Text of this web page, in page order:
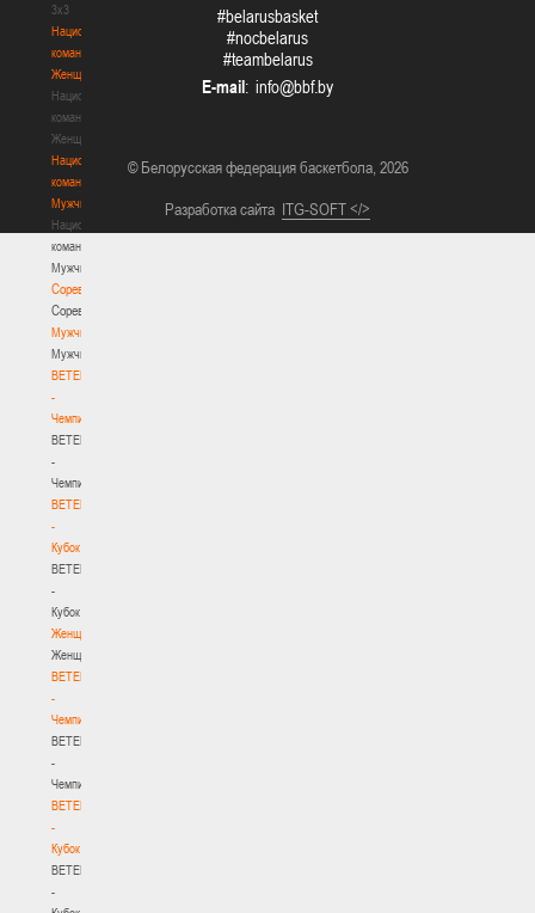
3х3
Национальная
команда.
Женщины
Национальная
команда.
Женщины
Национальная
команда.
Мужчины
Национальная
команда.
Мужчины
Соревнования
Соревнования
Мужчины
Мужчины
BETERA
-
Чемпионат
BETERA
-
Чемпионат
BETERA
-
Кубок
BETERA
-
Кубок
Женщины
Женщины
BETERA
-
Чемпионат
BETERA
-
Чемпионат
BETERA
-
Кубок
BETERA
-
#belarusbasket
#nocbelarus
#teambelarus
E-mail:
© Белорусская федерация баскетбола, 2026
Разработка сайта ITG-SOFT </>